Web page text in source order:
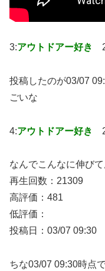
3:アウトドアー好き
投稿したのが03/07
ごいな
4:アウトドアー好き
なんでこんなに伸びて
再生回数：21309
高評価：481
低評価：
投稿日：03/07 09:30
ちな03/07 09:30時点